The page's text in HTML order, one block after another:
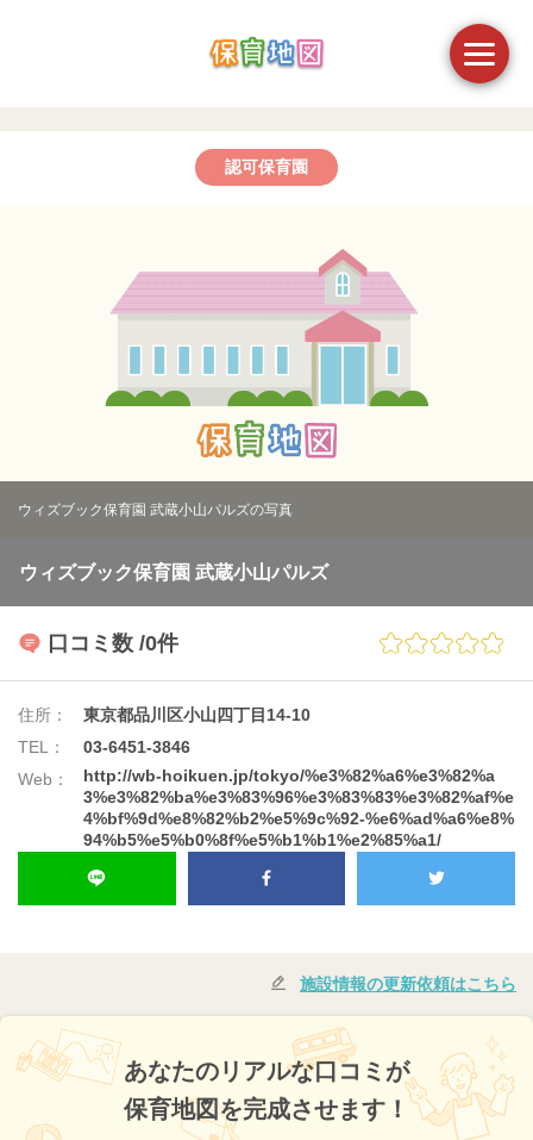
認可保育園
ウィズブック保育園 武蔵小山パルズの写真
ウィズブック保育園 武蔵小山パルズ
口コミ数 /0件
住所：
東京都品川区小山四丁目14-10
TEL：
03-6451-3846
Web：
http://wb-hoikuen.jp/tokyo/%e3%82%a6%e3%82%a
3%e3%82%ba%e3%83%96%e3%83%83%e3%82%af%e
4%bf%9d%e8%82%b2%e5%9c%92-%e6%ad%a6%e8%
94%b5%e5%b0%8f%e5%b1%b1%e2%85%a1/
施設情報の更新依頼はこちら
あなたのリアルな口コミが
保育地図を完成させます！